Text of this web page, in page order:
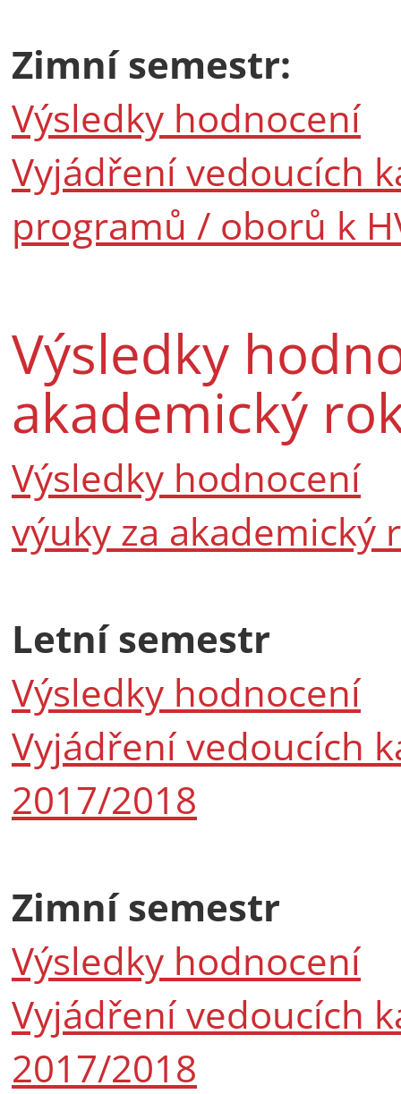
Zimní semestr:
Výsledky hodnocení
Vyjádření vedoucích
programů / oborů k
Výsledky
akademický
Výsledky hodnocení
výuky za akademický
Letní semestr
Výsledky hodnocení
Vyjádření vedoucích
2017/2018
Zimní semestr
Výsledky hodnocení
Vyjádření vedoucích
2017/2018